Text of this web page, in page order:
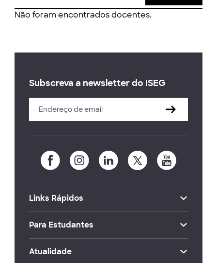
Não foram encontrados docentes.
Subscreva a newsletter do ISEG
Links Rápidos
Para Estudantes
Atualidade